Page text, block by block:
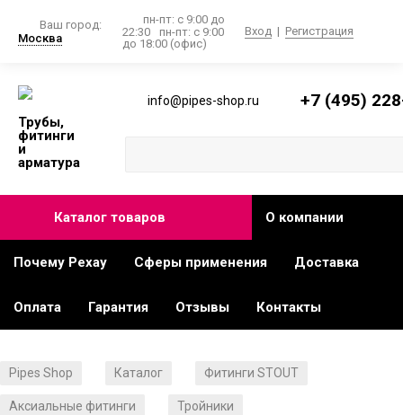
Ваш город:
Москва
пн-пт: с 9:00 до
22:30
пн-пт: с 9:00
до 18:00 (офис)
Вход | Регистрация
Трубы,
фитинги
и
арматура
info@pipes-shop.ru +7 (495)
Каталог товаров О компании
Почему Рехау Сферы применения Доставка
Оплата Гарантия Отзывы Контакты
Pipes Shop Каталог Фитинги STOUT
Аксиальные фитинги
Тройники